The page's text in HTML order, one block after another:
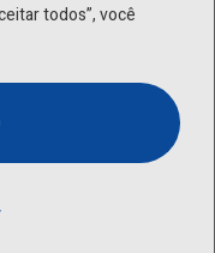
todos”, você